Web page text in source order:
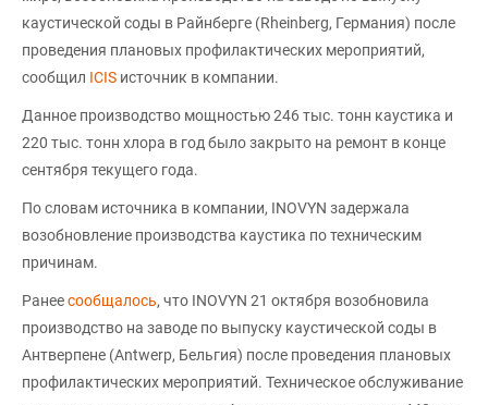
каустической соды в Райнберге (Rheinberg, Германия) после
проведения плановых профилактических мероприятий,
сообщил ICIS источник в компании.
Данное производство мощностью 246 тыс. тонн каустика и
220 тыс. тонн хлора в год было закрыто на ремонт в конце
сентября текущего года.
По словам источника в компании, INOVYN задержала
возобновление производства каустика по техническим
причинам.
Ранеесообщалось, что INOVYN 21 октября возобновила
производство на заводе по выпуску каустической соды в
Антверпене (Antwerp, Бельгия) после проведения плановых
профилактических мероприятий. Техническое обслуживание